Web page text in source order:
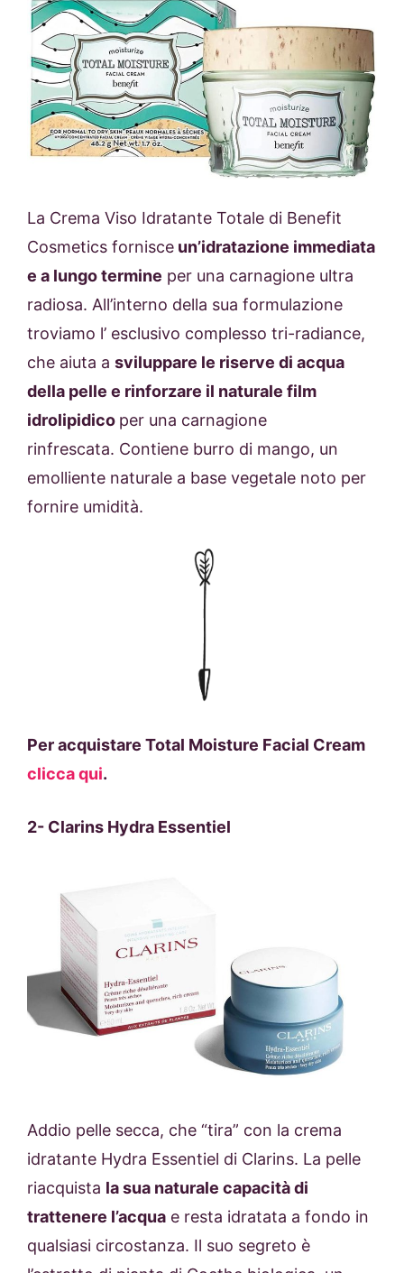
La Crema Viso Idratante Totale di Benefit
Cosmetics fornisce un’idratazione immediata
e a lungo termine per una carnagione ultra
radiosa. All’interno della sua formulazione
troviamo l’ esclusivo complesso tri-radiance,
che aiuta a sviluppare le riserve di acqua
della pelle e rinforzare il naturale film
idrolipidico per una carnagione
rinfrescata. Contiene burro di mango, un
emolliente naturale a base vegetale noto per
fornire umidità.
Per acquistare Total Moisture Facial Cream
clicca qui.
2- Clarins Hydra Essentiel
Addio pelle secca, che “tira” con la crema
idratante Hydra Essentiel di Clarins. La pelle
riacquista la sua naturale capacità di
trattenere l’acqua e resta idratata a fondo in
qualsiasi circostanza. Il suo segreto è